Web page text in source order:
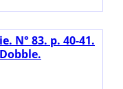
N° 83. p. 40-41.